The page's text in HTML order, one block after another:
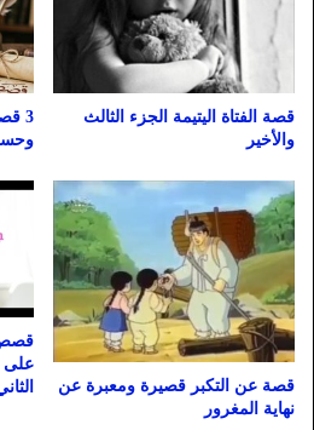
قصة الفتاة اليتيمة الجزء الثالث
والأخير
3
قصة عن التكبر قصيرة ومعبرة عن
نهاية المغرور
قصص
على